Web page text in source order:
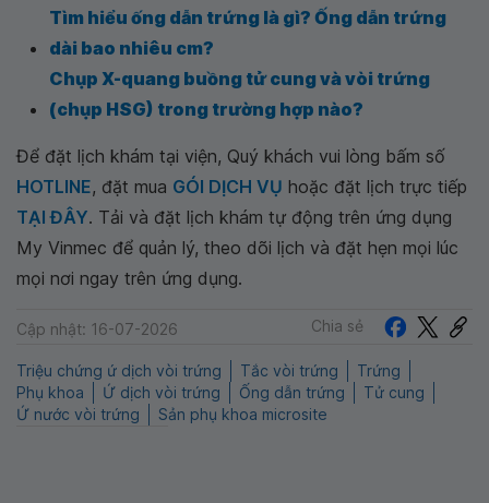
Tìm hiểu ống dẫn trứng là gì? Ống dẫn trứng
dài bao nhiêu cm?
Chụp X-quang buồng tử cung và vòi trứng
(chụp HSG) trong trường hợp nào?
Để đặt lịch khám tại viện, Quý khách vui lòng bấm số
HOTLINE, đặt mua GÓI DỊCH VỤ hoặc đặt lịch trực tiếp
TẠI ĐÂY. Tải và đặt lịch khám tự động trên ứng dụng
My Vinmec để quản lý, theo dõi lịch và đặt hẹn mọi lúc
mọi nơi ngay trên ứng dụng.
Cập nhật: 16-07-2026 Chia sẻ
Triệu chứng ứ dịch vòi trứng Tắc vòi trứng
Trứng
Phụ khoa
Ứ dịch vòi trứng Ống dẫn trứng
Tử cung
Ứ nước vòi trứng
Sản phụ khoa microsite